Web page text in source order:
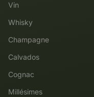
Vin
Whisky
Champagne
Calvados
Cognac
Millésimes